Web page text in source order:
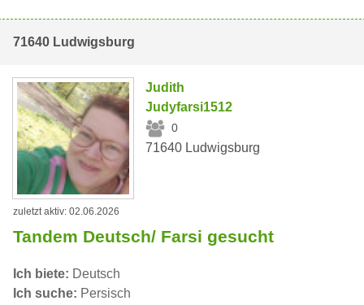
71640 Ludwigsburg
Judith
Judyfarsi1512
0
71640 Ludwigsburg
zuletzt aktiv: 02.06.2026
Tandem Deutsch/ Farsi gesucht
Ich biete: Deutsch
Ich suche: Persisch